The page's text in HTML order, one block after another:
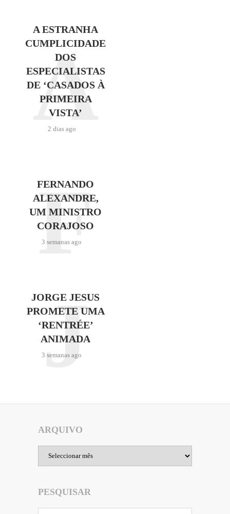
A ESTRANHA
CUMPLICIDADE
DOS
ESPECIALISTAS
DE ‘CASADOS À
PRIMEIRA
VISTA’
2 dias ago
A
FERNANDO
ALEXANDRE,
UM MINISTRO
CORAJOSO
3 semanas ago
F
JORGE JESUS
PROMETE UMA
‘RENTRÉE’
ANIMADA
3 semanas ago
J
ARQUIVO
PESQUISAR